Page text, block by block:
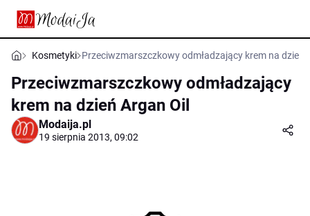
Kosmetyki Przeciwzmarszczkowy odmładzający krem na dzień
Przeciwzmarszczkowy odmładzający
krem na dzień Argan Oil
Modaija.pl
19 sierpnia 2013, 09:02